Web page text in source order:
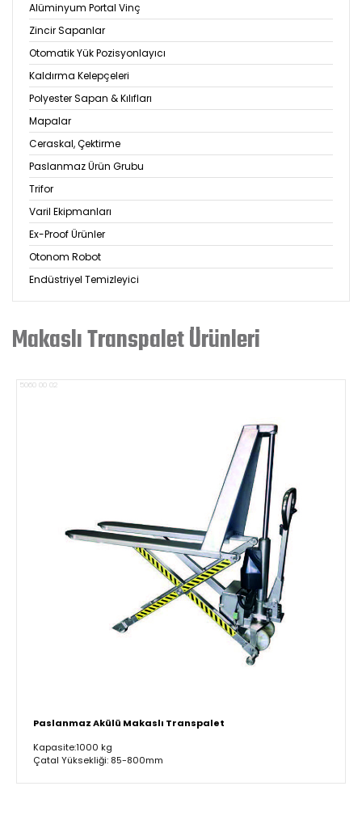
Alüminyum Portal Vinç
Zincir Sapanlar
Otomatik Yük Pozisyonlayıcı
Kaldırma Kelepçeleri
Polyester Sapan & Kılıfları
Mapalar
Ceraskal, Çektirme
Paslanmaz Ürün Grubu
Trifor
Varil Ekipmanları
Ex-Proof Ürünler
Otonom Robot
Endüstriyel Temizleyici
Makaslı Transpalet Ürünleri
5060 00 02
Paslanmaz Akülü Makaslı Transpalet
Kapasite:1000 kg
Çatal Yüksekliği: 85-800mm